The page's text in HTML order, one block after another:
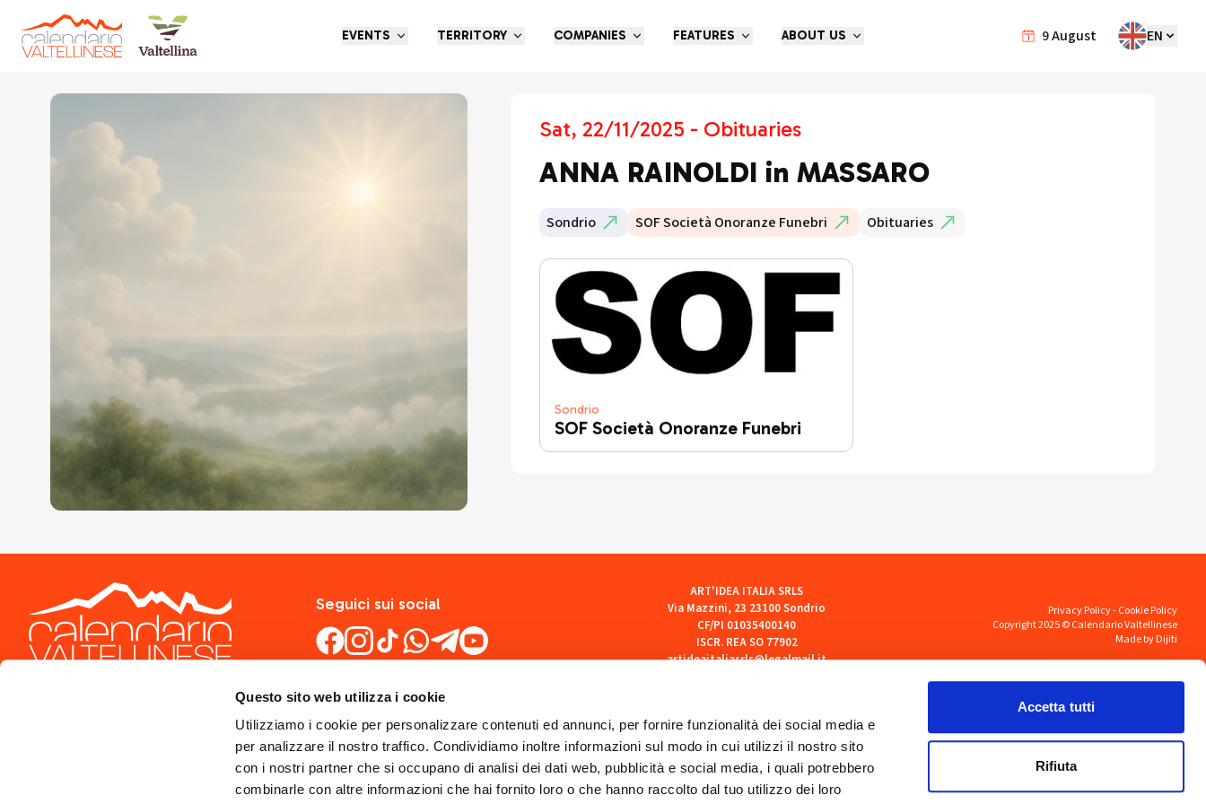
Questo sito web utilizza i cookie
Utilizziamo i cookie per personalizzare contenuti ed annunci, per fornire funzionalità dei social media e
per analizzare il nostro traffico. Condividiamo inoltre informazioni sul modo in cui utilizzi il nostro sito
con i nostri partner che si occupano di analisi dei dati web, pubblicità e social media, i quali potrebbero
combinarle con altre informazioni che hai fornito loro o che hanno raccolto dal tuo utilizzo dei loro
Accetta tutti
Rifiuta
9August EN
EVENTS TERRITORY COMPANIES FEATURES ABOUT US
Go back
Sat, 22/11/2025 - Obituaries
ANNA RAINOLDI in MASSARO
Sondrio SOF Società Onoranze Funebri Obituaries
Sondrio
SOF Società Onoranze Funebri
Seguici sui social
ART'IDEA ITALIA SRLS
Via Mazzini, 23 23100 Sondrio
CF/PI 01035400140
ISCR. REA SO 77902
artideaitaliasrls@legalmail.it
Privacy Policy-Cookie Policy
Copyright 2025 © Calendario Valtellinese
Made by Dijiti